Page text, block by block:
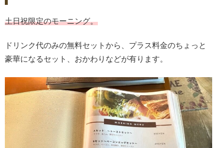
土日祝限定のモーニング。
ドリンク代のみの無料セットから、プラス料金のちょっと
豪華になるセット、おかわりなどが有ります。